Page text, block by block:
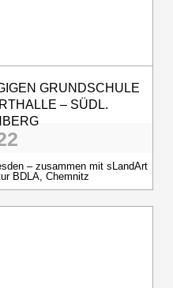
GRUNDSCHULE
– SÜDL.
– zusammen mit sLandArt
BDLA, Chemnitz